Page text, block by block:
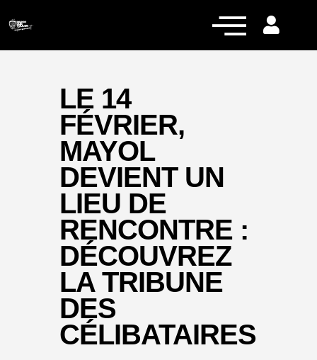
Actualités
Équipe pro
Nos équipes
Fan Zone
RCT Engagé
LE 14
FÉVRIER,
MAYOL
DEVIENT UN
LIEU DE
RENCONTRE :
DÉCOUVREZ
LA TRIBUNE
DES
CÉLIBATAIRES